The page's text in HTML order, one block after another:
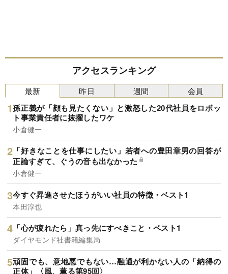
アクセスランキング
最新
孫正義が「顔も見たくない」と激怒した20代社員をロボッ
ト事業責任者に抜擢したワケ
小倉健一
「好きなことを仕事にしたい」若者への豊田章男の回答が
正論すぎて、ぐうの音も出なかった
小倉健一
今すぐ昇進させたほうがいい社員の特徴・ベスト1
本田淳也
「心が疲れたら」真っ先にすべきこと・ベスト1
ダイヤモンド社書籍編集局
頑固でも、意地悪でもない…融通が利かない人の「納得の
正体」〈風、薫る第95回〉
昨日 週間 会員